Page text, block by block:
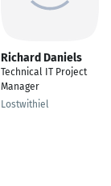
Richard Daniels
Technical IT Project
Manager
Lostwithiel